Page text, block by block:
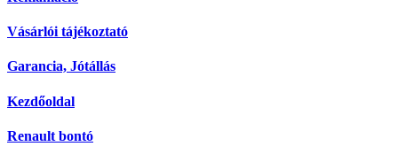
Vásárlói tájékoztató
Garancia, Jótállás
Kezdőoldal
Renault bontó